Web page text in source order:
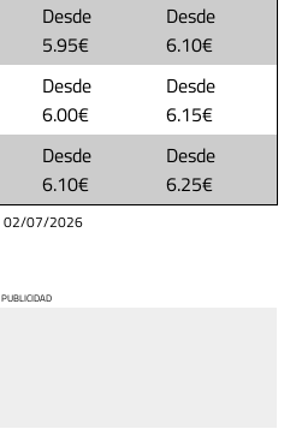
Desde
5.95€
Desde
6.10€
Desde
6.00€
Desde
6.15€
Desde
6.10€
Desde
6.25€
02/07/2026
PUBLICIDAD